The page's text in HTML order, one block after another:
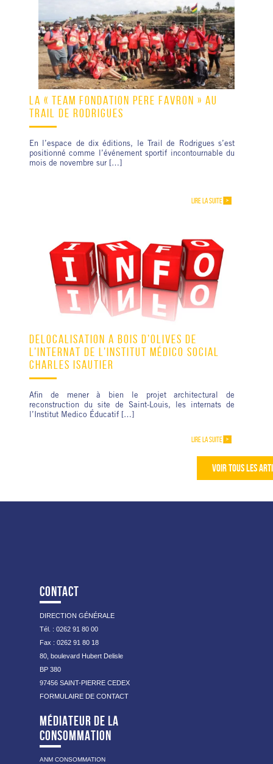
LA « TEAM FONDATION PÈRE FAVRON » AU
TRAIL DE RODRIGUES
En l’espace de dix éditions, le Trail de Rodrigues s’est
positionné comme l’événement sportif incontournable du
mois de novembre sur […]
LIRE LA SUITE
DÉLOCALISATION À BOIS D’OLIVES DE
L’INTERNAT DE L’INSTITUT MÉDICO SOCIAL
CHARLES ISAUTIER
Afin de mener à bien le projet architectural de
reconstruction du site de Saint-Louis, les internats de
l’Institut Medico Éducatif […]
LIRE LA SUITE
VOIR TOUS LES
CONTACT
DIRECTION GÉNÉRALE
Tél. : 0262 91 80 00
Fax : 0262 91 80 18
80, boulevard Hubert Delisle
BP 380
97456 SAINT-PIERRE CEDEX
FORMULAIRE DE CONTACT
MÉDIATEUR DE LA
CONSOMMATION
ANM CONSOMMATION